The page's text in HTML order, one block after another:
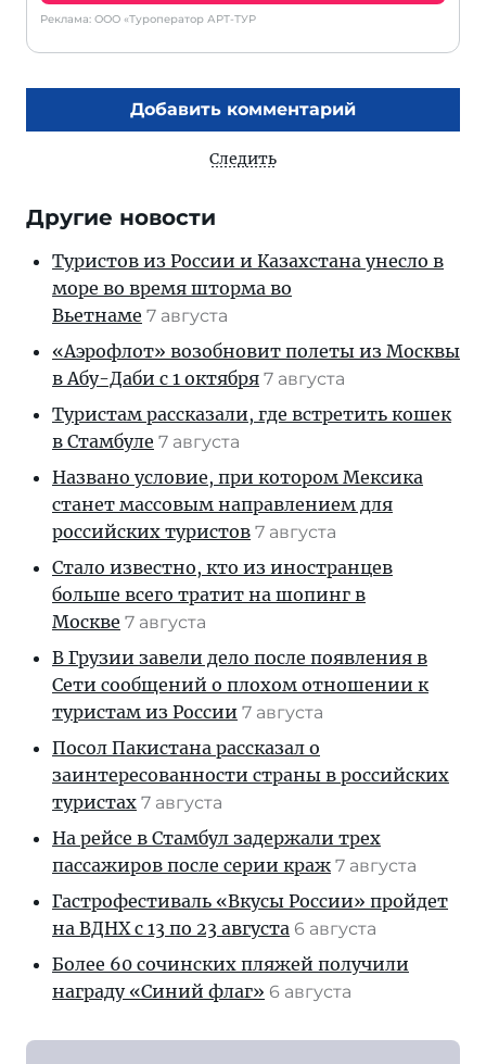
Реклама: ООО «Туроператор АРТ-ТУР
Добавить комментарий
Следить
Другие новости
Туристов из России и Казахстана унесло в
море во время шторма во
Вьетнаме 7 августа
«Аэрофлот» возобновит полеты из Москвы
в Абу-Даби с 1 октября 7 августа
Туристам рассказали, где встретить кошек
в Стамбуле 7 августа
Названо условие, при котором Мексика
станет массовым направлением для
российских туристов 7 августа
Стало известно, кто из иностранцев
больше всего тратит на шопинг в
Москве 7 августа
В Грузии завели дело после появления в
Сети сообщений о плохом отношении к
туристам из России 7 августа
Посол Пакистана рассказал о
заинтересованности страны в российских
туристах 7 августа
На рейсе в Стамбул задержали трех
пассажиров после серии краж 7 августа
Гастрофестиваль «Вкусы России» пройдет
на ВДНХ с 13 по 23 августа 6 августа
Более 60 сочинских пляжей получили
награду «Синий флаг» 6 августа